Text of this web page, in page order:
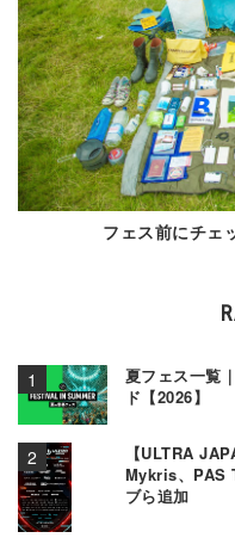
フェス前にチェ
夏フェス一覧
ド【2026】
【ULTRA
Mykris、PAS
ブら追加